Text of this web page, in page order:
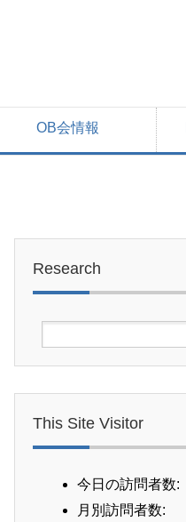
OB会情報
Research
This Site Visitor
今日の訪問者数:
月別訪問者数: